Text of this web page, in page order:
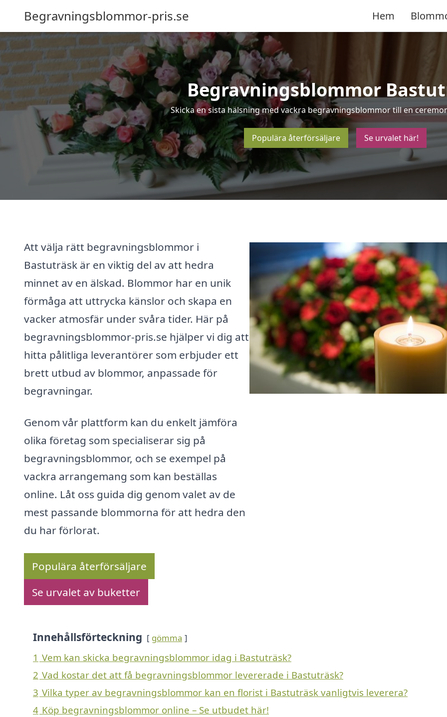
Begravningsblommor-pris.se Hem
Begravningsblommor
Skicka en sista hälsning med vackra begravningsblommor till en
Populära återförsäljare Se urvalet här!
Att välja rätt begravningsblommor i
Bastuträsk är en viktig del av att hedra
minnet av en älskad. Blommor har en unik
förmåga att uttrycka känslor och skapa en
vacker atmosfär under svåra tider. Här på
begravningsblommor-pris.se hjälper vi dig att
hitta pålitliga leverantörer som erbjuder ett
brett utbud av blommor, anpassade för
begravningar.
Genom vår plattform kan du enkelt jämföra
olika företag som specialiserar sig på
begravningsblommor, och se exempel på
vackra arrangemang som kan beställas
online. Låt oss guida dig genom valet av de
mest passande blommorna för att hedra den
du har förlorat.
Populära återförsäljare
Se urvalet av buketter
Innehållsförteckning gömma
1 Vem kan skicka begravningsblommor idag i Bastuträsk?
2 Vad kostar det att få begravningsblommor levererade i Bastuträsk?
3 Vilka typer av begravningsblommor kan en florist i Bastuträsk vanligtvis leverera?
4 Köp begravningsblommor online – Se utbudet här!